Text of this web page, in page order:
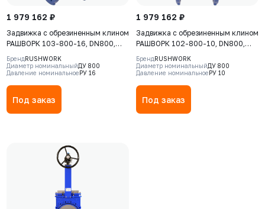
1 979 162 ₽
Задвижка с обрезиненным клином
РАШВОРК 103-800-16, DN800,
PN16, корпус-GJS-500-7
(GGG50), клин-GJS-500-7
(GGG50), уплотнение - EPDM, Ф/
Ф, ISO5210, с голым штоком
БрендRUSHWORK
Диаметр номинальныйДУ 800
Давление номинальноеРУ 16
Под заказ
1 979 162 ₽
Задвижка с обрезиненным клином
РАШВОРК 102-800-10, DN800,
PN10, корпус GGG50, клин -
GGG50, уплотнение - EPDM, Ф/Ф,
ISO5210, с голым штоком
БрендRUSHWORK
Диаметр номинальныйДУ 800
Давление номинальноеРУ 10
Под заказ